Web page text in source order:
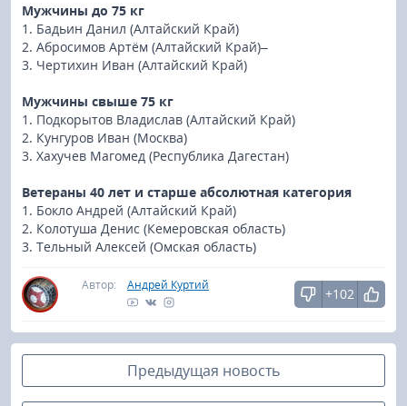
Мужчины до 75 кг
1. Бадьин Данил (Алтайский Край)
2. Абросимов Артём (Алтайский Край)–
3. Чертихин Иван (Алтайский Край)
Мужчины свыше 75 кг
1. Подкорытов Владислав (Алтайский Край)
2. Кунгуров Иван (Москва)
3. Хахучев Магомед (Республика Дагестан)
Ветераны 40 лет и старше абсолютная категория
1. Бокло Андрей (Алтайский Край)
2. Колотуша Денис (Кемеровская область)
3. Тельный Алексей (Омская область)
Автор: Андрей Куртий
+102
Предыдущая новость